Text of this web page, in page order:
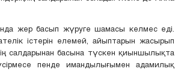
жер басып жүруге шамасы келмес еді.
істерін елемей, айыптарын жасырып
салдарынан басына түскен қиыншылықта
пенде имандылығымен адамилық